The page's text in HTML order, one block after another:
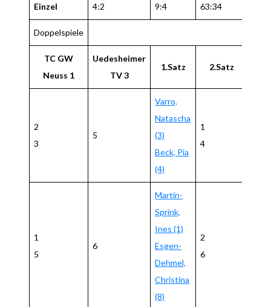
Einzel 4:2 9:4 63:34
Doppelspiele
TC GW
Neuss 1
Uedesheimer
TV 3
1.Satz 2.Satz
2
3
5
Varro,
Natascha
(3)
Beck, Pia
(4)
1
4
1
5
6
Martin-
Sprink,
Ines (1)
Esgen-
Dehmel,
Christina
(8)
2
6